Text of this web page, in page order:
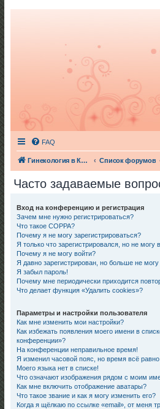
FAQ
Гинекология в Киеве Список форумов
Часто задаваемые
Вход на конференцию и регистрация
Зачем мне нужно регистрироваться?
Что такое COPPA?
Почему я не могу зарегистрироваться?
Я только что зарегистрировался, но не могу
Почему я не могу войти?
Я давно зарегистрирован, но больше не могу
Я забыл пароль!
Почему мне периодически приходится
Что делает функция «Удалить cookies»?
Параметры и настройки пользователя
Как мне изменить мои настройки?
Как избежать появления моего имени в
конференции»?
На конференции неправильное время!
Я изменил часовой пояс, но время всё
Моего языка нет в списке!
Что означают изображения рядом с моим
Как мне включить отображение аватары?
Что такое звание и как я могу изменить его?
Когда я щёлкаю по ссылке «email», от меня